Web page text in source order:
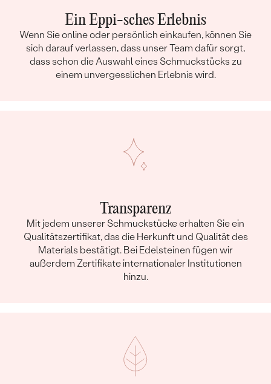
Ein Eppi-sches Erlebnis
Wenn Sie online oder persönlich einkaufen, können Sie
sich darauf verlassen, dass unser Team dafür sorgt,
dass schon die Auswahl eines Schmuckstücks zu
einem unvergesslichen Erlebnis wird.
Transparenz
Mit jedem unserer Schmuckstücke erhalten Sie ein
Qualitätszertifikat, das die Herkunft und Qualität des
Materials bestätigt. Bei Edelsteinen fügen wir
außerdem Zertifikate internationaler Institutionen
hinzu.